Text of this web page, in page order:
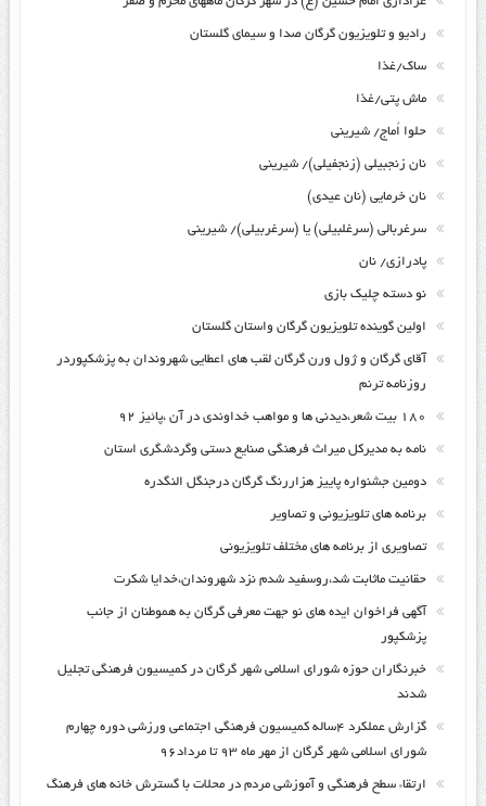
رادیو و تلویزیون گرگان صدا و سیمای گلستان
ساک/غذا
ماش پتی/غذا
حلوا اُماج/ شیرینی
نان زنجبیلی (زنجفیلی)/ شیرینی
نان خرمایی (نان عیدی)
سرغربالی (سرغلبیلی) یا (سرغربیلی)/ شیرینی
پادرازی/ نان
نو دسته چلیک بازی
اولین گوینده تلویزیون گرگان واستان گلستان
آقای گرگان و ژول ورن گرگان لقب های اعطایی شهروندان به پزشکپوردر
روزنامه ترنم
۱۸۰ بیت شعر،دیدنی ها و مواهب خداوندی در آن ،پائیز ۹۲
نامه به مدیرکل میراث فرهنگی صنایع دستی وگردشگری استان
دومین جشنواره پاییز هزاررنگ گرگان درجنگل النگدره
برنامه های تلویزیونی و تصاویر
تصاویری از برنامه های مختلف تلویزیونی
حقانیت ماثابت شد،روسفید شدم نزد شهروندان،خدایا شکرت
آگهی فراخوان ایده های نو جهت معرفی گرگان به هموطنان از جانب
پزشکپور
خبرنگاران حوزه شورای اسلامی شهر گرگان در کمیسیون فرهنگی تجلیل
شدند
گزارش عملکرد ۴ساله کمیسیون فرهنگی اجتماعی ورزشی دوره چهارم
شورای اسلامی شهر گرگان از مهر ماه ۹۳ تا مرداد۹۶
ارتقاء سطح فرهنگی و آموزشی مردم در محلات با گسترش خانه های فرهنگ